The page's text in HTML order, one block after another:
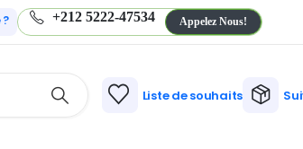
+212 5222-47534 Appelez Nous!
Liste de souhaits